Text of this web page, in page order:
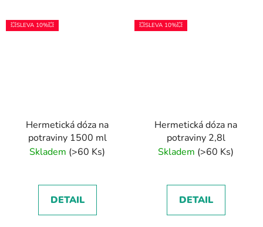
💥SLEVA 10%💥
Hermetická dóza na
potraviny 1500 ml
Skladem (>60 Ks)
DETAIL
💥SLEVA 10%💥
Hermetická dóza na
potraviny 2,8l
Skladem (>60 Ks)
DETAIL